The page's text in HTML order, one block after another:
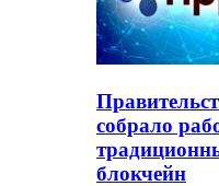
собрало
блокчейн